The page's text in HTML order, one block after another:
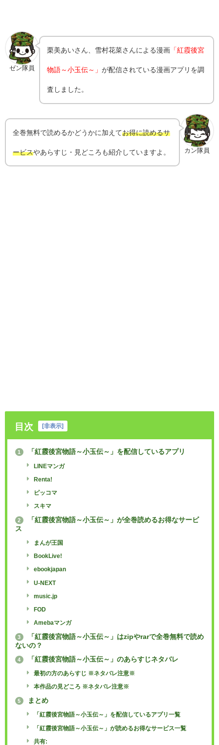
ゼン隊員
栗美あいさん、雪村花菜さんによる漫画 「紅霞後宮
物語～小玉伝～」が配信されている漫画アプリを調
査しました。
カン隊員
全巻無料で読めるかどうかに加えてお得に読めるサ
ービスやあらすじ・見どころも紹介していますよ。
目次 非表示
1 「紅霞後宮物語～小玉伝～」を配信しているアプリ
LINEマンガ
Renta!
ピッコマ
スキマ
2
「紅霞後宮物語～小玉伝～」が全巻読めるお得なサービ
ス
まんが王国
BookLive!
ebookjapan
U-NEXT
music.jp
FOD
Amebaマンガ
3
「紅霞後宮物語～小玉伝～」はzipやrarで全巻無料で読め
ないの？
4 「紅霞後宮物語～小玉伝～」のあらすじネタバレ
最初の方のあらすじ ※ネタバレ注意※
本作品の見どころ ※ネタバレ注意※
5 まとめ
「紅霞後宮物語～小玉伝～」を配信しているアプリ一覧
「紅霞後宮物語～小玉伝～」が読めるお得なサービス一覧
共有: